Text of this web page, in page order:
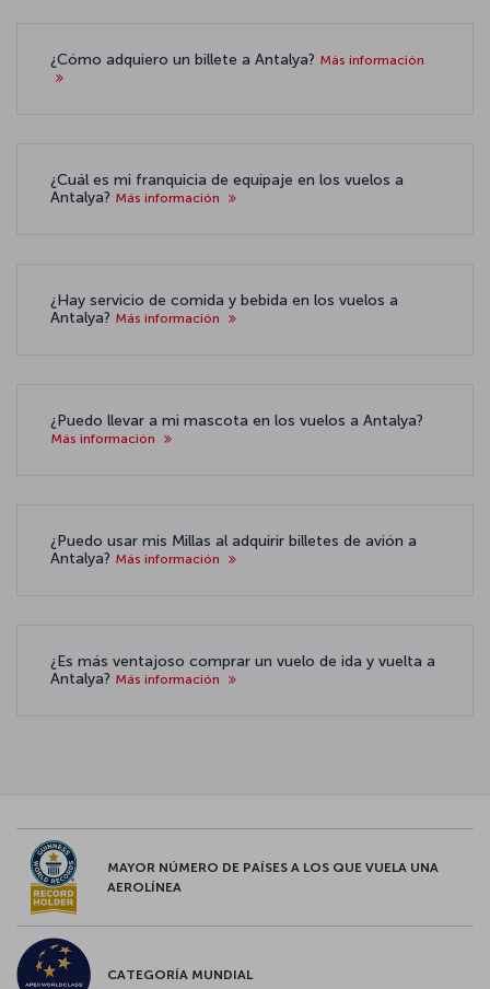
¿Cómo adquiero un billete a Antalya? Más información
¿Cuál es mi franquicia de equipaje en los vuelos a
Antalya? Más información
¿Hay servicio de comida y bebida en los vuelos a
Antalya? Más información
¿Puedo llevar a mi mascota en los vuelos a Antalya?
Más información
¿Puedo usar mis Millas al adquirir billetes de avión a
Antalya? Más información
¿Es más ventajoso comprar un vuelo de ida y vuelta a
Antalya? Más información
MAYOR NÚMERO DE PAÍSES A LOS QUE VUELA UNA
AEROLÍNEA
CATEGORÍA MUNDIAL